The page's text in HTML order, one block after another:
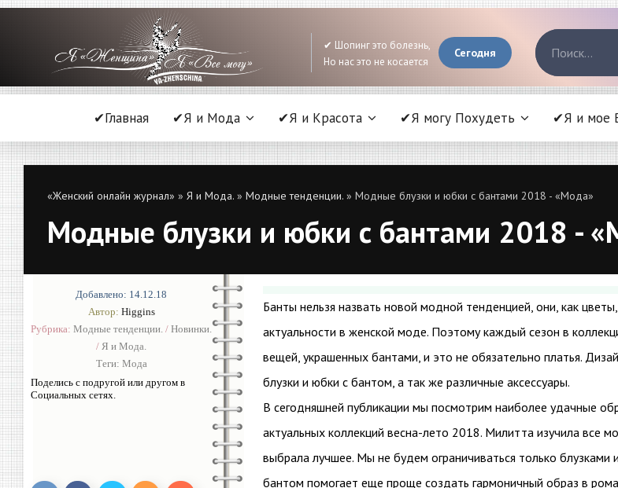
✔ Шопинг это болезнь,
Но нас это не косается
Сегодня
✔Главная ✔Я и Мода ✔Я и Красота ✔Я могу Похудеть ✔Я и мое
«Женский онлайн журнал» » Я и Мода. » Модные тенденции. » Модные блузки и юбки с бантами 2018 - «Мода»
Модные блузки и юбки с бантами 2018 -
Добавлено: 14.12.18
Автор: Higgins
Рубрика: Модные тенденции. / Новинки.
/ Я и Мода.
Теги: Мода
Поделись с подругой или другом в
Социальных сетях.
Банты нельзя назвать новой модной тенденцией, они, как
актуальности в женской моде. Поэтому каждый сезон в
вещей, украшенных бантами, и это не обязательно платья.
блузки и юбки с бантом, а так же различные аксессуары.
В сегодняшней публикации мы посмотрим наиболее удачные
актуальных коллекций весна-лето 2018. Милитта изучила все
выбрала лучшее. Мы не будем ограничиваться только блузками
бантом помогает еще проще создать гармоничный образ в